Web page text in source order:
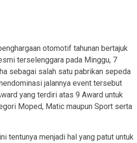
otomotif tahunan bertajuk
terselenggara pada Minggu, 7
sebagai salah satu pabrikan sepeda
jalannya event tersebut
yang terdiri atas 9 Award untuk
Moped, Matic maupun Sport serta
tentunya menjadi hal yang patut untuk